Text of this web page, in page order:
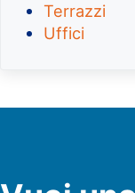
Terrazzi
Uffici